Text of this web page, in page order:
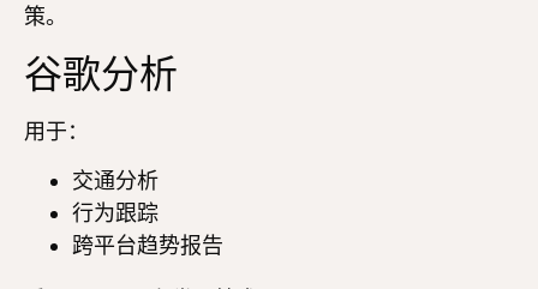
策。
谷歌分析
用于：
交通分析
行为跟踪
跨平台趋势报告